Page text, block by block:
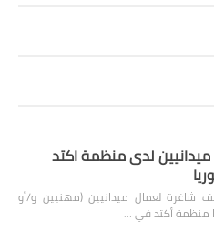
لدى منظمة اكتد
لعمال ميدانيين (مهنيين و/أو
منظمة أكتد في …